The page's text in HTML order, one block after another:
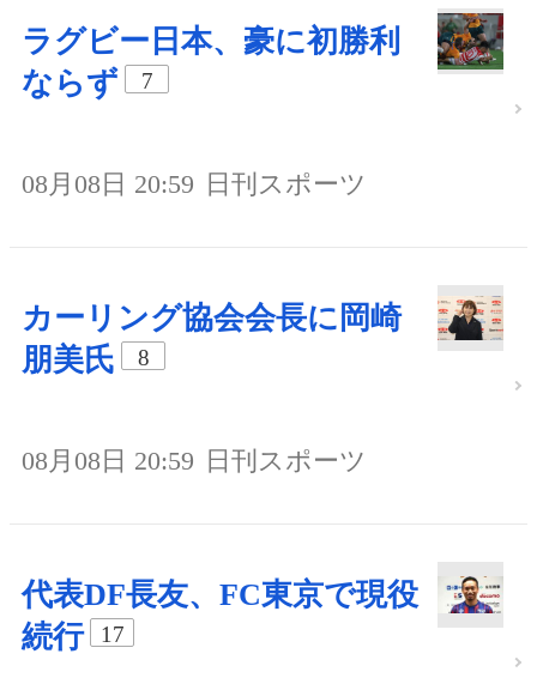
ラグビー日本、豪に初勝利
ならず
7
08月08日 20:59 日刊スポーツ
カーリング協会会長に岡崎
朋美氏
8
08月08日 20:59 日刊スポーツ
代表DF長友、FC東京で現役
続行
17